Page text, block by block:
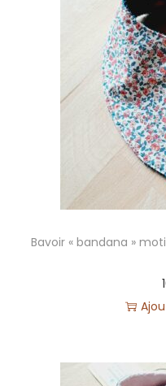
Bavoir « bandana »